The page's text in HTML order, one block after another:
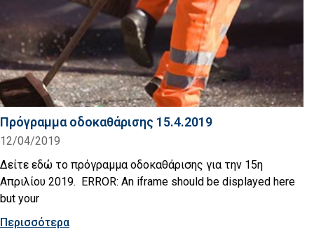
Πρόγραμμα οδοκαθάρισης 15.4.2019
12/04/2019
Δείτε εδώ το πρόγραμμα οδοκαθάρισης για την 15η
Απριλίου 2019. ERROR: An iframe should be displayed here
but your
Περισσότερα